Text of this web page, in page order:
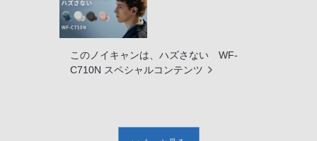
このノイキャンは、ハズさない WF-
C710N スペシャルコンテンツ